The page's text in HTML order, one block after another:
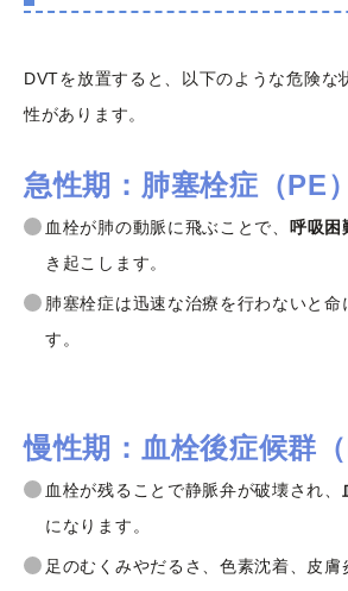
DVTを放置すると、以下のような危険な
性があります。
急性期：肺塞栓症（PE）
血栓が肺の動脈に飛ぶことで、 呼吸困
き起こします。
肺塞栓症は迅速な治療を行わないと
す。
慢性期：血栓後症候群（
血栓が残ることで静脈弁が破壊され、
になります。
足のむくみやだるさ、色素沈着、皮膚